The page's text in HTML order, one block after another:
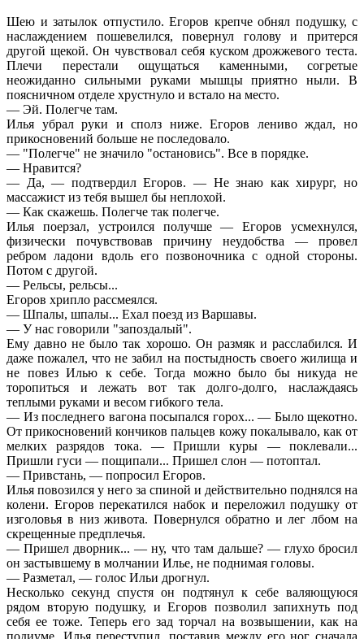
Шею и затылок отпустило. Егоров крепче обнял подушку, с
наслаждением пошевелился, повернул голову и притерся
другой щекой. Он чувствовал себя куском дрожжевого теста.
Плечи перестали ощущаться каменными, согретые
неожиданно сильными руками мышцы приятно ныли. В
поясничном отделе хрустнуло и встало на место.
— Эй. Полегче там.
Илья убрал руки и сполз ниже. Егоров лениво ждал, но
прикосновений больше не последовало.
— "Полегче" не значило "остановись". Все в порядке.
— Нравится?
— Да, — подтвердил Егоров. — Не знаю как хирург, но
массажист из тебя вышел бы неплохой.
— Как скажешь. Полегче так полегче.
Илья поерзал, устроился получше — Егоров усмехнулся,
физически почувствовав причину неудобства — провел
ребром ладони вдоль его позвоночника с одной стороны.
Потом с другой.
— Рельсы, рельсы...
Егоров хрипло рассмеялся.
— Шпалы, шпалы... Ехал поезд из Варшавы.
— У нас говорили "запоздалый".
Ему давно не было так хорошо. Он размяк и расслабился. И
даже пожалел, что не забил на постыдность своего жилища и
не повез Илью к себе. Тогда можно было бы никуда не
торопиться и лежать вот так долго-долго, наслаждаясь
теплыми руками и весом гибкого тела.
— Из последнего вагона посыпался горох... — Было щекотно.
От прикосновений кончиков пальцев кожу покалывало, как от
мелких разрядов тока. — Пришли куры — поклевали...
Пришли гуси — пощипали... Пришел слон — потоптал.
— Привстань, — попросил Егоров.
Илья повозился у него за спиной и действительно поднялся на
колени. Егоров перекатился набок и переложил подушку от
изголовья в низ живота. Повернулся обратно и лег лбом на
скрещенные предплечья.
— Пришел дворник... — ну, что там дальше? — глухо бросил
он застывшему в молчании Илье, не поднимая головы.
— Разметал, — голос Ильи дрогнул.
Несколько секунд спустя он подтянул к себе валяющуюся
рядом вторую подушку, и Егоров позволил запихнуть под
себя ее тоже. Теперь его зад торчал на возвышении, как на
подиуме. Илья переступил, поставив между его ног сначала